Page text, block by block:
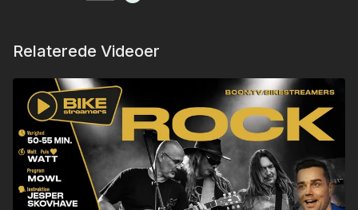
Relaterede Videoer